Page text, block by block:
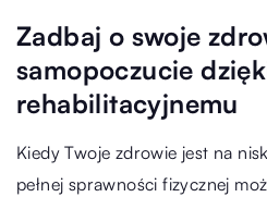
Zadbaj o swoje
samopoczucie
rehabilitacyjnemu
Kiedy Twoje zdrowie jest na
pełnej sprawności fizycznej